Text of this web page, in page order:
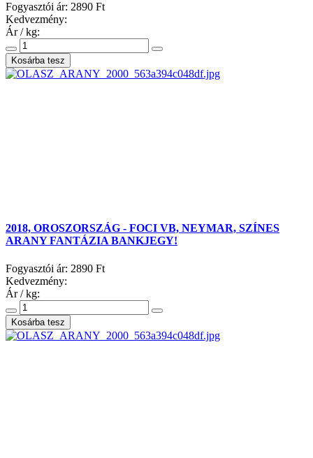
Fogyasztói ár: 2890 Ft
Kedvezmény:
Ár / kg:
2018, OROSZORSZÁG - FOCI VB, NEYMAR, SZÍNES
ARANY FANTÁZIA BANKJEGY!
Fogyasztói ár: 2890 Ft
Kedvezmény:
Ár / kg: